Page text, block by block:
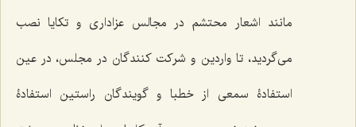
مانند اشعار محتشم در مجالس عزادارى و تكایا نصب
مى‌گردید، تا واردین و شركت كنندگان در مجلس، در عین
استفادۀ سمعى از خطبا و گویندگان راستین استفادۀ